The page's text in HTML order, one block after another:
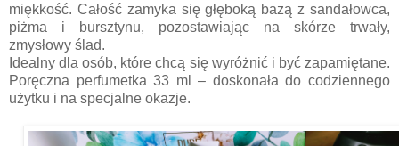
miękkość. Całość zamyka się głęboką bazą z sandałowca,
piżma i bursztynu, pozostawiając na skórze trwały,
zmysłowy ślad.
Idealny dla osób, które chcą się wyróżnić i być zapamiętane.
Poręczna perfumetka 33 ml – doskonała do codziennego
użytku i na specjalne okazje.